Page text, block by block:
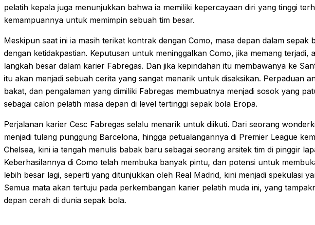
pelatih kepala juga menunjukkan bahwa ia memiliki kepercayaan diri yang tinggi
kemampuannya untuk memimpin sebuah tim besar.
Meskipun saat ini ia masih terikat kontrak dengan Como, masa depan dalam sepak
dengan ketidakpastian. Keputusan untuk meninggalkan Como, jika memang terjadi,
langkah besar dalam karier Fabregas. Dan jika kepindahan itu membawanya ke
itu akan menjadi sebuah cerita yang sangat menarik untuk disaksikan. Perpaduan
bakat, dan pengalaman yang dimiliki Fabregas membuatnya menjadi sosok yang
sebagai calon pelatih masa depan di level tertinggi sepak bola Eropa.
Perjalanan karier Cesc Fabregas selalu menarik untuk diikuti. Dari seorang
menjadi tulang punggung Barcelona, hingga petualangannya di Premier League
Chelsea, kini ia tengah menulis babak baru sebagai seorang arsitek tim di pinggir
Keberhasilannya di Como telah membuka banyak pintu, dan potensi untuk
lebih besar lagi, seperti yang ditunjukkan oleh Real Madrid, kini menjadi spekulasi
Semua mata akan tertuju pada perkembangan karier pelatih muda ini, yang
depan cerah di dunia sepak bola.